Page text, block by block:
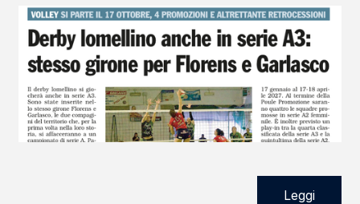
Leggi